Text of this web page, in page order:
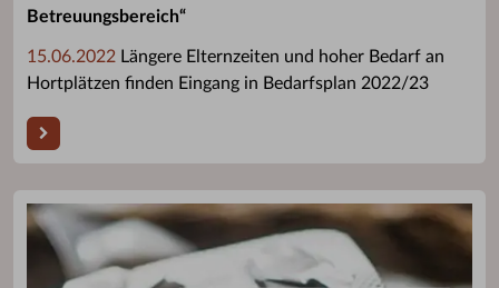
Betreuungsbereich“
15.06.2022 Längere Elternzeiten und hoher Bedarf an
Hortplätzen finden Eingang in Bedarfsplan 2022/23